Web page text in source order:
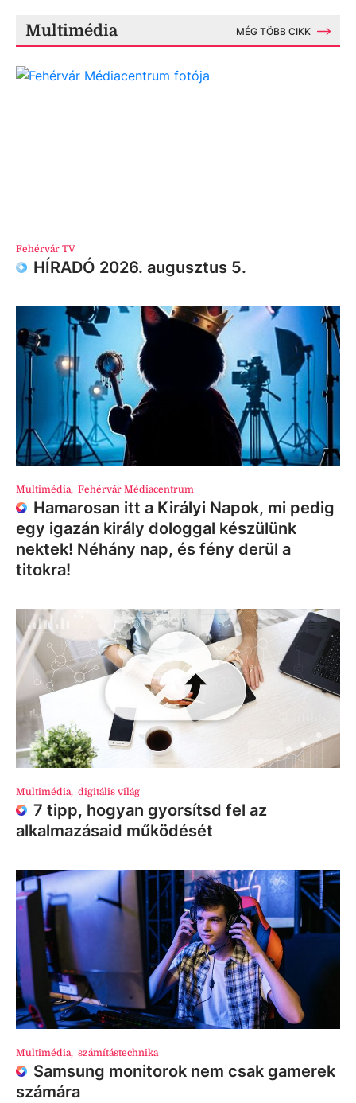
Multimédia MÉG TÖBB CIKK
Fehérvár TV
HÍRADÓ 2026. augusztus 5.
Multimédia, Fehérvár Médiacentrum
Hamarosan itt a Királyi Napok, mi pedig
egy igazán király dologgal készülünk
nektek! Néhány nap, és fény derül a
titokra!
Multimédia, digitális világ
7 tipp, hogyan gyorsítsd fel az
alkalmazásaid működését
Multimédia, számítástechnika
Samsung monitorok nem csak gamerek
számára